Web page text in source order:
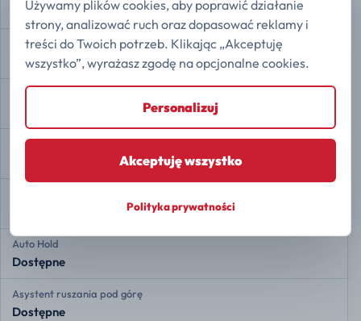
Dostępne
Przednie czujniki radarowe
Dostępne
Tylne czujniki radarowe
Kamera 360
Auto Hold
Dostępne
Asystent ruszania pod górę
Dostępne
Używamy plików cookies, aby poprawić działanie
strony, analizować ruch oraz dopasować reklamy i
treści do Twoich potrzeb. Klikając „Akceptuję
wszystko”, wyrażasz zgodę na opcjonalne cookies.
Personalizuj
Akceptuję wszystko
Polityka prywatności